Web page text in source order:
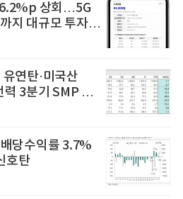
상회…5G
지 대규모 투자
연탄·미국산
3분기 SMP 상
당수익률 3.7%
호탄